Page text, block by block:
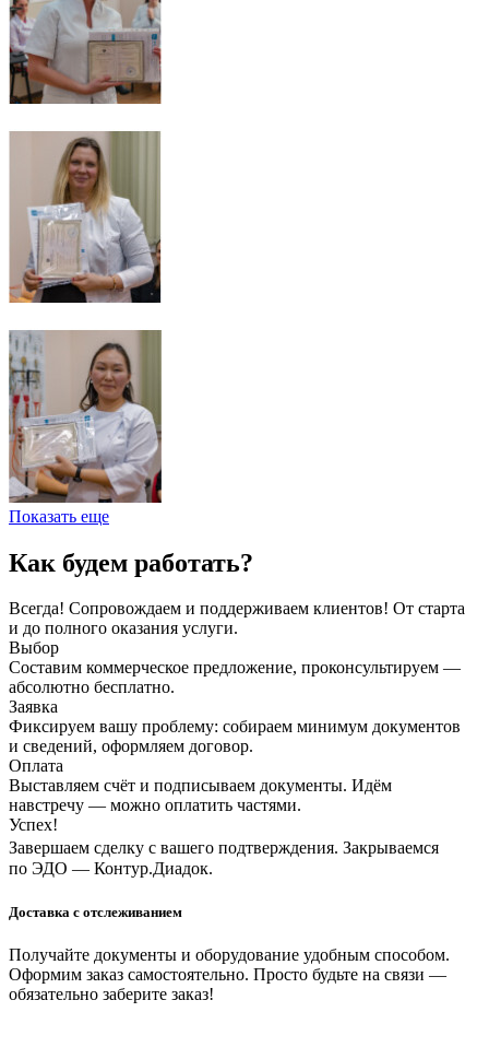
Показать еще
Как будем работать?
Всегда! Сопровождаем и поддерживаем клиентов! От старта
и до полного оказания услуги.
Выбор
Составим коммерческое предложение, проконсультируем —
абсолютно бесплатно.
Заявка
Фиксируем вашу проблему: собираем минимум документов
и сведений, оформляем договор.
Оплата
Выставляем счёт и подписываем документы. Идём
навстречу — можно оплатить частями.
Успех!
Завершаем сделку с вашего подтверждения. Закрываемся
по ЭДО — Контур.Диадок.
Доставка с отслеживанием
Получайте документы и оборудование удобным способом.
Оформим заказ самостоятельно. Просто будьте на связи —
обязательно заберите заказ!